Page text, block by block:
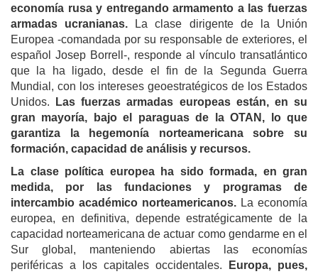
economía rusa y entregando armamento a las fuerzas
armadas ucranianas. La clase dirigente de la Unión
Europea -comandada por su responsable de exteriores, el
español Josep Borrell-, responde al vínculo transatlántico
que la ha ligado, desde el fin de la Segunda Guerra
Mundial, con los intereses geoestratégicos de los Estados
Unidos.
Las fuerzas armadas europeas están, en su
gran mayoría, bajo el paraguas de la OTAN, lo que
garantiza la hegemonía norteamericana sobre su
formación, capacidad de análisis y recursos.
La clase política europea ha sido formada, en gran
medida, por las fundaciones y programas de
intercambio académico norteamericanos. La economía
europea, en definitiva, depende estratégicamente de la
capacidad norteamericana de actuar como gendarme en el
Sur global, manteniendo abiertas las economías
periféricas a los capitales occidentales.
Europa, pues,